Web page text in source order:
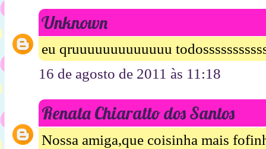
Unknown
eu qruuuuuuuuuuuuu
16 de agosto de 2011 às 11:18
Renata Chiaratto dos Santos
Nossa amiga,que coisinha mais